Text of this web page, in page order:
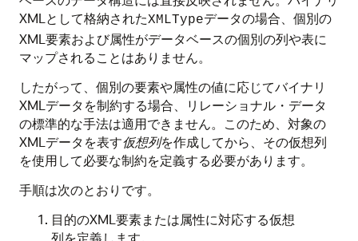
XMLとして格納されたXMLTypeデータの場合、個別の
XML要素および属性がデータベースの個別の列や表に
マップされることはありません。
したがって、個別の要素や属性の値に応じてバイナリ
XMLデータを制約する場合、リレーショナル・データ
の標準的な手法は適用できません。このため、対象の
XMLデータを表す仮想列を作成してから、その仮想列
を使用して必要な制約を定義する必要があります。
手順は次のとおりです。
目的のXML要素または属性に対応する仮想